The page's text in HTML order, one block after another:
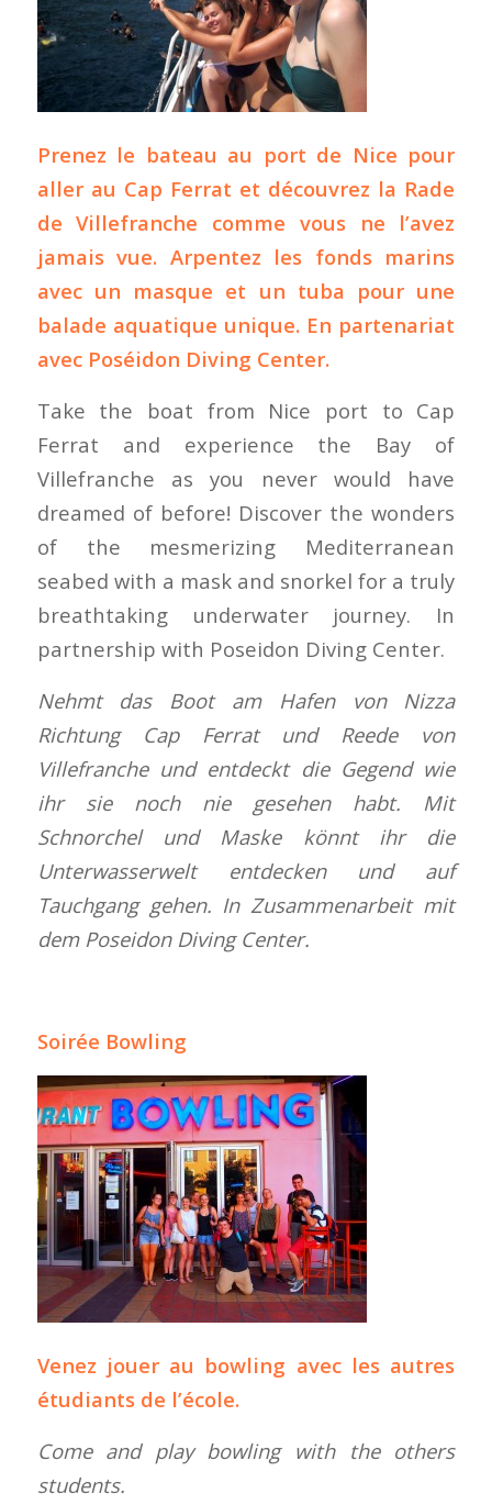
Prenez le bateau au port de Nice pour
aller au Cap Ferrat et découvrez la Rade
de Villefranche comme vous ne l’avez
jamais vue. Arpentez les fonds marins
avec un masque et un tuba pour une
balade aquatique unique. En partenariat
avec Poséidon Diving Center.
Take the boat from Nice port to Cap
Ferrat and experience the Bay of
Villefranche as you never would have
dreamed of before! Discover the wonders
of the mesmerizing Mediterranean
seabed with a mask and snorkel for a truly
breathtaking underwater journey. In
partnership with Poseidon Diving Center.
Nehmt das Boot am Hafen von Nizza
Richtung Cap Ferrat und Reede von
Villefranche und entdeckt die Gegend wie
ihr sie noch nie gesehen habt. Mit
Schnorchel und Maske könnt ihr die
Unterwasserwelt entdecken und auf
Tauchgang gehen. In Zusammenarbeit mit
dem Poseidon Diving Center.
Soirée Bowling
Venez jouer au bowling avec les autres
étudiants de l’école.
Come and play bowling with the others
students.